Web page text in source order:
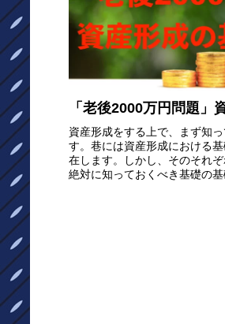
「老後2000万円問題」
資産形成をする上で、まず知
す。巷には資産形成における
在します。しかし、そのそれ
絶対に知っておくべき基礎の基